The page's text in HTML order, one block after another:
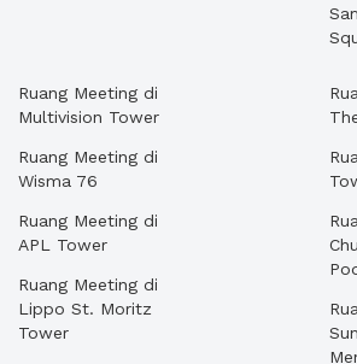
Ruang Meeting di
Multivision Tower
Ruang Meeting di
Wisma 76
Ruang Meeting di
APL Tower
Ruang Meeting di
Lippo St. Moritz
Tower